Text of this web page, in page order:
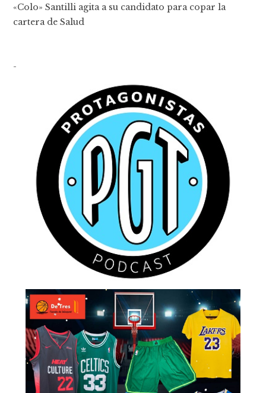
«Colo» Santilli agita a su candidato para copar la
cartera de Salud
-